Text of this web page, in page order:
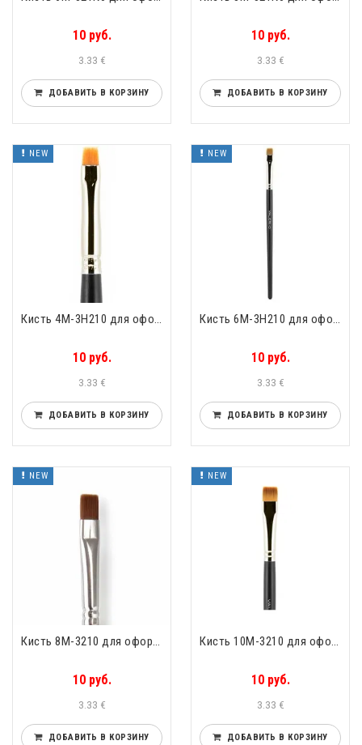
10 руб.
3.33 €
ДОБАВИТЬ В КОРЗИНУ
10 руб.
3.33 €
ДОБАВИТЬ В КОРЗИНУ
NEW
10 руб.
3.33 €
ДОБАВИТЬ В КОРЗИНУ
NEW
10 руб.
3.33 €
ДОБАВИТЬ В КОРЗИНУ
NEW
10 руб.
3.33 €
ДОБАВИТЬ В КОРЗИНУ
NEW
10 руб.
3.33 €
ДОБАВИТЬ В КОРЗИНУ